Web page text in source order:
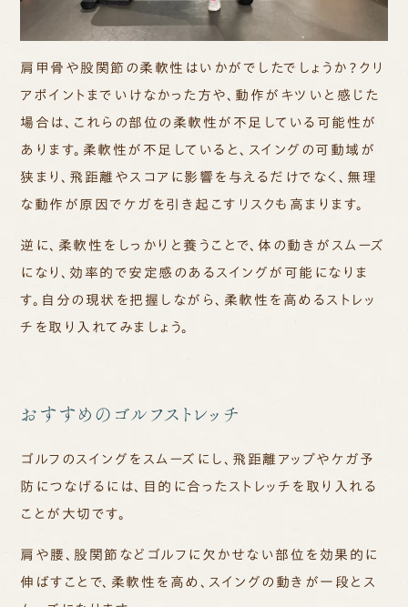
肩甲骨や股関節の柔軟性はいかがでしたでしょうか？クリ
アポイントまでいけなかった方や、動作がキツいと感じた
場合は、これらの部位の柔軟性が不足している可能性が
あります。柔軟性が不足していると、スイングの可動域が
狭まり、飛距離やスコアに影響を与えるだけでなく、無理
な動作が原因でケガを引き起こすリスクも高まります。
逆に、柔軟性をしっかりと養うことで、体の動きがスムーズ
になり、効率的で安定感のあるスイングが可能になりま
す。自分の現状を把握しながら、柔軟性を高めるストレッ
チを取り入れてみましょう。
おすすめのゴルフストレッチ
ゴルフのスイングをスムーズにし、飛距離アップやケガ予
防につなげるには、目的に合ったストレッチを取り入れる
ことが大切です。
肩や腰、股関節などゴルフに欠かせない部位を効果的に
伸ばすことで、柔軟性を高め、スイングの動きが一段とス